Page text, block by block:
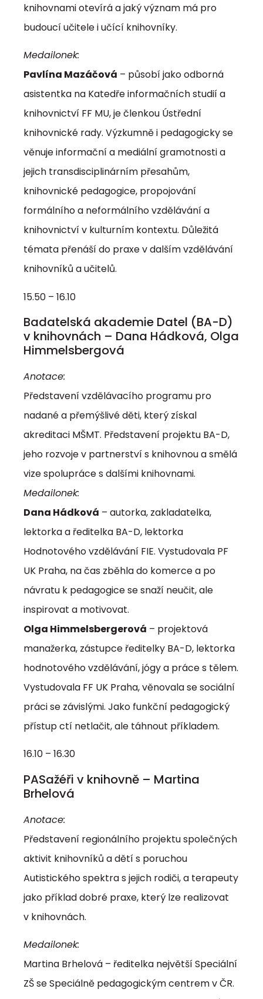
knihovnami otevírá a jaký význam má pro
budoucí učitele i učící knihovníky.
Medailonek:
Pavlína Mazáčová – působí jako odborná
asistentka na Katedře informačních studií a
knihovnictví FF MU, je členkou Ústřední
knihovnické rady. Výzkumně i pedagogicky se
věnuje informační a mediální gramotnosti a
jejich transdisciplinárním přesahům,
knihovnické pedagogice, propojování
formálního a neformálního vzdělávání a
knihovnictví v kulturním kontextu. Důležitá
témata přenáší do praxe v dalším vzdělávání
knihovníků a učitelů.
15.50 – 16.10
Badatelská akademie Datel (BA-D)
v knihovnách – Dana Hádková, Olga
Himmelsbergová
Anotace:
Představení vzdělávacího programu pro
nadané a přemýšlivé děti, který získal
akreditaci MŠMT. Představení projektu BA-D,
jeho rozvoje v partnerství s knihovnou a smělá
vize spolupráce s dalšími knihovnami.
Medailonek:
Dana Hádková – autorka, zakladatelka,
lektorka a ředitelka BA-D, lektorka
Hodnotového vzdělávání FIE. Vystudovala PF
UK Praha, na čas zběhla do komerce a po
návratu k pedagogice se snaží neučit, ale
inspirovat a motivovat.
Olga Himmelsbergerová – projektová
manažerka, zástupce ředitelky BA-D, lektorka
hodnotového vzdělávání, jógy a práce s tělem.
Vystudovala FF UK Praha, věnovala se sociální
práci se závislými. Jako funkční pedagogický
přístup ctí netlačit, ale táhnout příkladem.
16.10 – 16.30
PASažéři v knihovně – Martina
Brhelová
Anotace:
Představení regionálního projektu společných
aktivit knihovníků a dětí s poruchou
Autistického spektra s jejich rodiči, a terapeuty
jako příklad dobré praxe, který lze realizovat
v knihovnách.
Medailonek:
Martina Brhelová – ředitelka největší Speciální
ZŠ se Speciálně pedagogickým centrem v ČR.